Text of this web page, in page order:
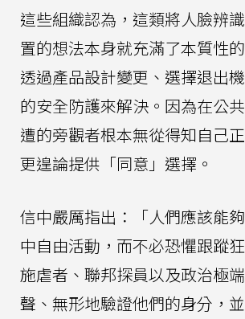
這些組織認為，這類將人臉辨
置的想法本身就充滿了本質性
透過產品設計變更、選擇退出
的安全防護來解決。因為在公
遭的旁觀者根本無從得知自己
更遑論提供「同意」選擇。
信中嚴厲指出：「人們應該能
中自由活動，而不必恐懼跟蹤
施虐者、聯邦探員以及政治極
聲、無形地驗證他們的身分，